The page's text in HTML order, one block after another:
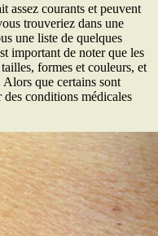
assez courants et peuvent
trouveriez dans une
une liste de quelques
important de noter que les
formes et couleurs, et
que certains sont
conditions médicales